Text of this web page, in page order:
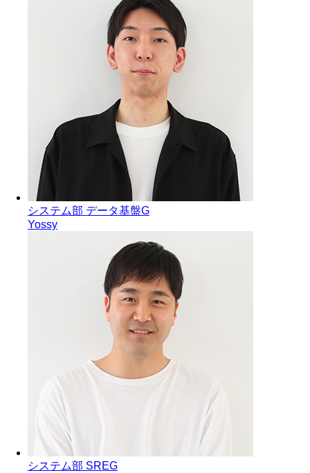
システム部 データ基盤G
Yossy
システム部 SREG